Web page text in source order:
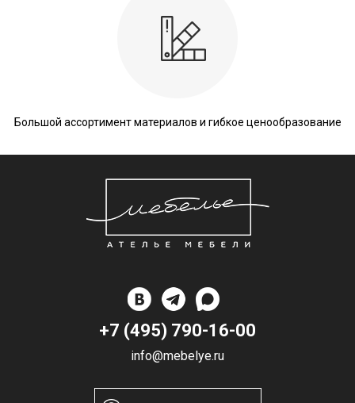
Большой ассортимент материалов и гибкое ценообразование
+7 (495) 790-16-00
info@mebelye.ru